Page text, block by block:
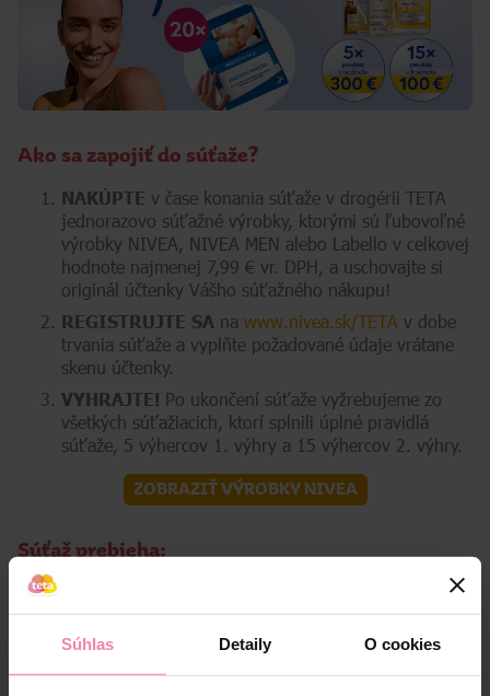
Súhlas Detaily O cookies
Ako sa zapojiť do súťaže?
NAKÚPTE v čase konania súťaže v drogérii TETA
jednorazovo súťažné výrobky, ktorými sú ľubovoľné
výrobky NIVEA, NIVEA MEN alebo Labello v celkovej
hodnote najmenej 7,99 € vr. DPH, a uschovajte si
originál účtenky Vášho súťažného nákupu!
REGISTRUJTE SA na www.nivea.sk/TETA v dobe
trvania súťaže a vyplňte požadované údaje vrátane
skenu účtenky.
VYHRAJTE! Po ukončení súťaže vyžrebujeme zo
všetkých súťažiacich, ktorí splnili úplné pravidlá
súťaže, 5 výhercov 1. výhry a 15 výhercov 2. výhry.
ZOBRAZIŤ VÝROBKY NIVEA
Súťaž prebieha:
Od 12. 8. do 31. 8. 2024
Výhry: